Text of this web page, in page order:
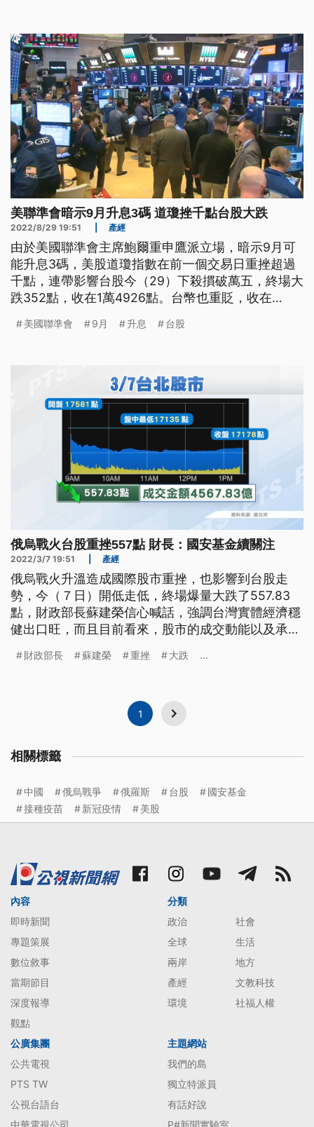
美聯準會暗示9月升息3碼 道瓊挫千點台股大跌
2022/8/29 19:51 產經
由於美國聯準會主席鮑爾重申鷹派立場，暗示9月可
能升息3碼，美股道瓊指數在前一個交易日重挫超過
千點，連帶影響台股今（29）下殺摜破萬五，終場大
跌352點，收在1萬4926點。台幣也重貶，收在
美國聯準會 9月 升息 台股
俄烏戰火台股重挫557點 財長：國安基金續關注
2022/3/7 19:51 產經
俄烏戰火升溫造成國際股市重挫，也影響到台股走
勢，今（７日）開低走低，終場爆量大跌了557.83
點，財政部長蘇建榮信心喊話，強調台灣實體經濟穩
健出口旺，而且目前看來，股市的成交動能以及承接
關注股市變化。
財政部長 蘇建榮 重挫 大跌 ...
1
相關標籤
中國 俄烏戰爭 俄羅斯 台股
國安基金
接種疫苗
新冠疫情 美股
內容
即時新聞
專題策展
數位敘事
當期節目
深度報導
觀點
分類
政治
社會
全球
生活
兩岸
地方
產經
文教科技
環境
社福人權
公廣集團
公共電視
PTS TW
公視台語台
主題網站
我們的島
獨立特派員
有話好說